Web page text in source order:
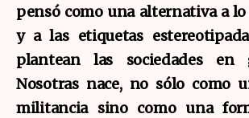
pensó como una alternativa a
y a las etiquetas
plantean las sociedades en
Nosotras nace, no sólo como
militancia sino como una